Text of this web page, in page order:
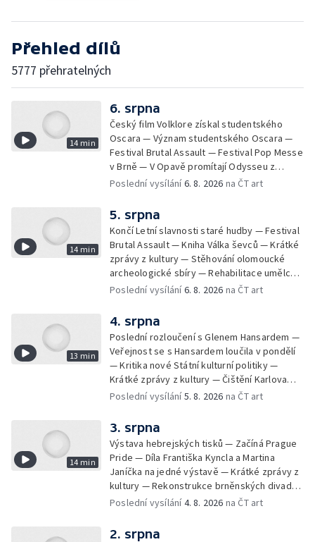
Přehled dílů
5777 přehratelných
14 min
6. srpna
Český film Volklore získal studentského
Oscara — Význam studentského Oscara —
Festival Brutal Assault — Festival Pop Messe
v Brně — V Opavě promítají Odysseu z
filmového pásu
Poslední vysílání6. 8. 2026 na ČT art
14 min
5. srpna
Končí Letní slavnosti staré hudby — Festival
Brutal Assault — Kniha Válka ševců — Krátké
zprávy z kultury — Stěhování olomoucké
archeologické sbíry — Rehabilitace umělce
Milana Knížáka — Trailer na film Osamělý vlk
Poslední vysílání6. 8. 2026 na ČT art
13 min
4. srpna
Poslední rozloučení s Glenem Hansardem —
Veřejnost se s Hansardem loučila v pondělí
— Kritika nové Státní kulturní politiky —
Krátké zprávy z kultury — Čištění Karlova
mostu — Archeologický výzkum na
neslyšící
Poslední vysílání5. 8. 2026 na ČT art
14 min
3. srpna
Výstava hebrejských tisků — Začíná Prague
Pride — Díla Františka Kyncla a Martina
Janíčka na jedné výstavě — Krátké zprávy z
kultury — Rekonstrukce brněnských divadel
— Budoucnost Knihovny Václava Havla —
Kulturní tipy
Poslední vysílání4. 8. 2026 na ČT art
2. srpna